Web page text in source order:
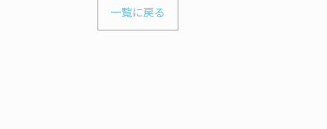
一覧に戻る